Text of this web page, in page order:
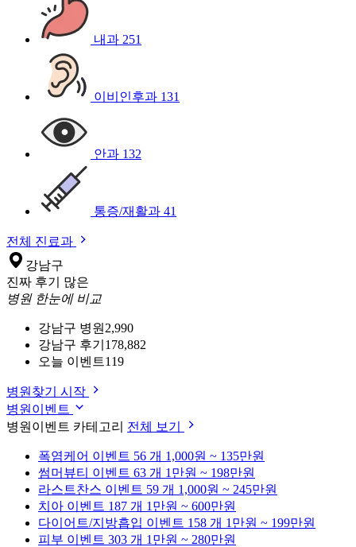
내과 251
이비인후과 131
안과 132
통증/재활과 41
전체 진료과
강남구
진짜 후기 많은
병원 한눈에 비교
강남구 병원 2,990
강남구 후기 178,882
오늘 이벤트119
병원찾기 시작
병원이벤트
병원이벤트 카테고리 전체 보기
폭염케어 이벤트 56 개 1,000원 ~ 135만원
썸머뷰티 이벤트 63 개 1만원 ~ 198만원
라스트찬스 이벤트 59 개 1,000원 ~ 245만원
치아 이벤트 187 개 1만원 ~ 600만원
다이어트/지방흡입 이벤트 158 개 1만원 ~ 199만원
피부 이벤트 303 개 1만원 ~ 280만원